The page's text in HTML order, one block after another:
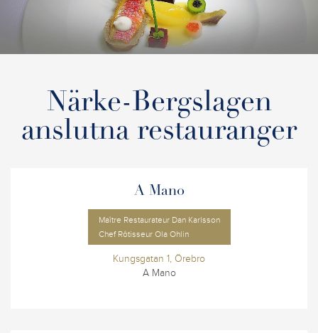
Närke-Bergslagen
anslutna restauranger
A Mano
Maître Restaurateur Dan Karlsson
Chef Rôtisseur Ola Ohlin
Kungsgatan 1, Örebro
A Mano